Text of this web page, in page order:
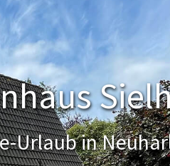
Urlaub in